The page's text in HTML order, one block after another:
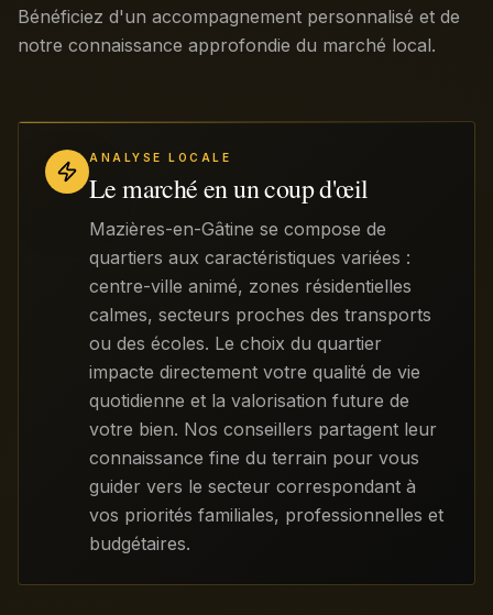
Bénéficiez d'un accompagnement personnalisé et de
notre connaissance approfondie du marché local.
ANALYSE LOCALE
Le marché en un coup d'œil
Mazières-en-Gâtine se compose de
quartiers aux caractéristiques variées :
centre-ville animé, zones résidentielles
calmes, secteurs proches des transports
ou des écoles. Le choix du quartier
impacte directement votre qualité de vie
quotidienne et la valorisation future de
votre bien. Nos conseillers partagent leur
connaissance fine du terrain pour vous
guider vers le secteur correspondant à
vos priorités familiales, professionnelles et
budgétaires.